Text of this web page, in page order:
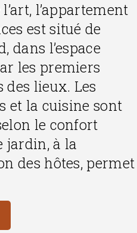
l’appartement
est situé de
dans l’espace
les premiers
des lieux. Les
et la cuisine sont
le confort
jardin, à la
des hôtes, permet